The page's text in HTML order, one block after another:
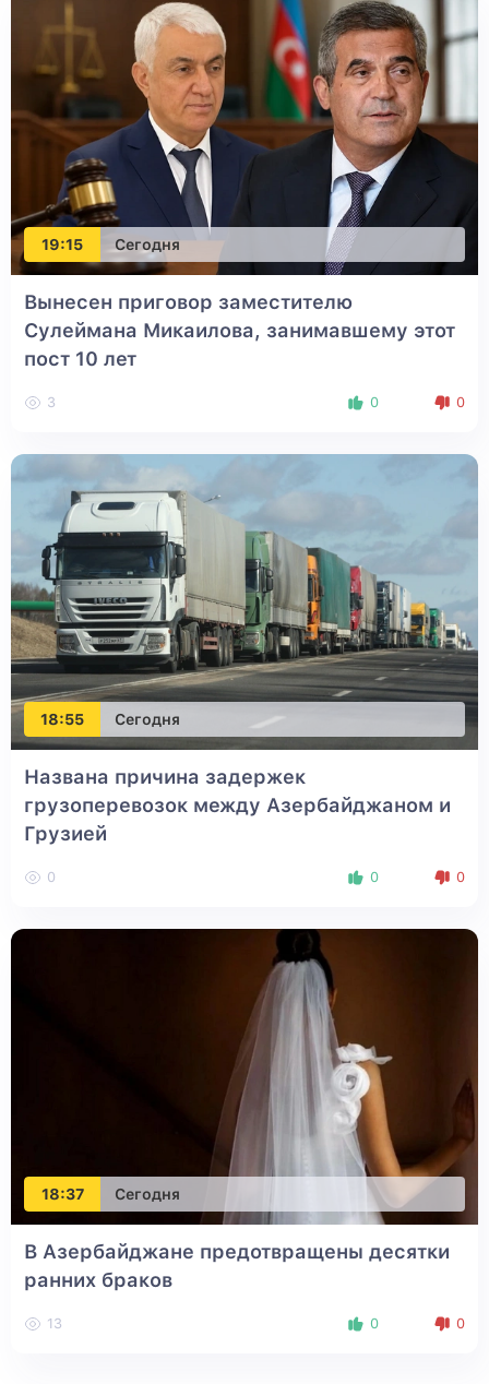
19:15 Сегодня
Вынесен приговор заместителю
Сулеймана Микаилова, занимавшему этот
пост 10 лет
3 0 0
18:55 Сегодня
Названа причина задержек
грузоперевозок между Азербайджаном и
Грузией
0 0 0
18:37 Сегодня
В Азербайджане предотвращены десятки
ранних браков
13 0 0